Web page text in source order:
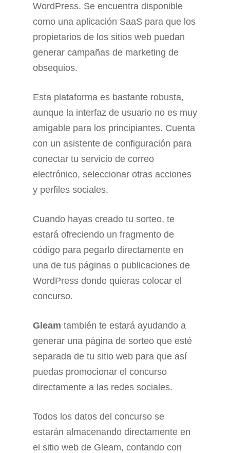
WordPress. Se encuentra disponible
como una aplicación SaaS para que los
propietarios de los sitios web puedan
generar campañas de marketing de
obsequios.
Esta plataforma es bastante robusta,
aunque la interfaz de usuario no es muy
amigable para los principiantes. Cuenta
con un asistente de configuración para
conectar tu servicio de correo
electrónico, seleccionar otras acciones
y perfiles sociales.
Cuando hayas creado tu sorteo, te
estará ofreciendo un fragmento de
código para pegarlo directamente en
una de tus páginas o publicaciones de
WordPress donde quieras colocar el
concurso.
Gleam también te estará ayudando a
generar una página de sorteo que esté
separada de tu sitio web para que así
puedas promocionar el concurso
directamente a las redes sociales.
Todos los datos del concurso se
estarán almacenando directamente en
el sitio web de Gleam, contando con